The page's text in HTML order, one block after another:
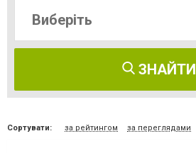
ЗНАЙТИ
Сортувати: за рейтингом за переглядами